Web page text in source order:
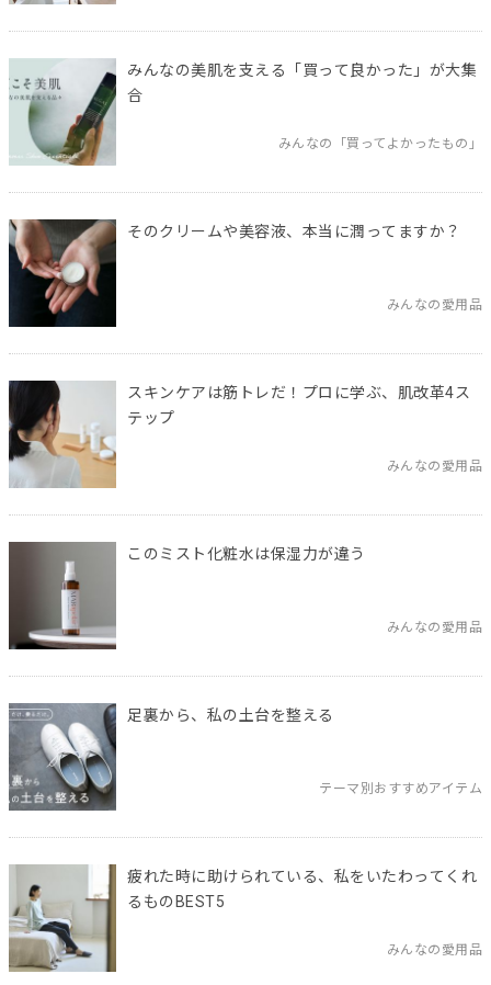
みんなの美肌を支える「買って良かった」が大集
合
みんなの「買ってよかったもの」
そのクリームや美容液、本当に潤ってますか？
みんなの愛用品
スキンケアは筋トレだ！プロに学ぶ、肌改革4ス
テップ
みんなの愛用品
このミスト化粧水は保湿力が違う
みんなの愛用品
足裏から、私の土台を整える
テーマ別おすすめアイテム
疲れた時に助けられている、私をいたわってくれ
るものBEST5
みんなの愛用品